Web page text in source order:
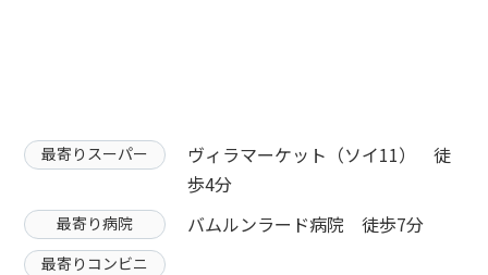
最寄りスーパー
ヴィラマーケット（ソイ11） 徒
歩4分
最寄り病院 バムルンラード病院 徒歩7分
最寄りコンビニ